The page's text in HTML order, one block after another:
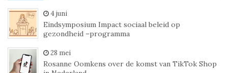
4 juni
Eindsymposium Impact sociaal beleid op
gezondheid –programma
28 mei
Rosanne Oomkens over de komst van TikTok Shop